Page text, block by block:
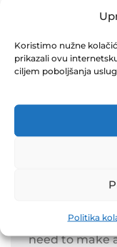
Koristimo nužne
prikazali ovu
ciljem poboljšanja
Politika
Get the skills,
need to make